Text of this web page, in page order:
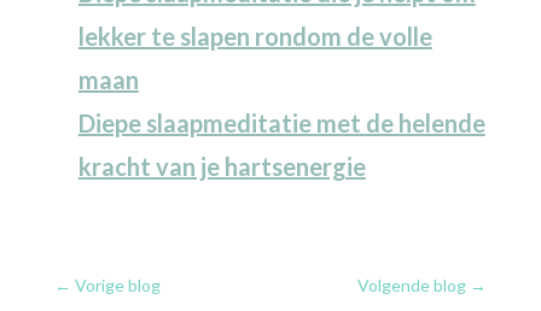
lekker te slapen rondom de volle
maan
Diepe slaapmeditatie met de helende
kracht van je hartsenergie
← Vorige blog Volgende blog →